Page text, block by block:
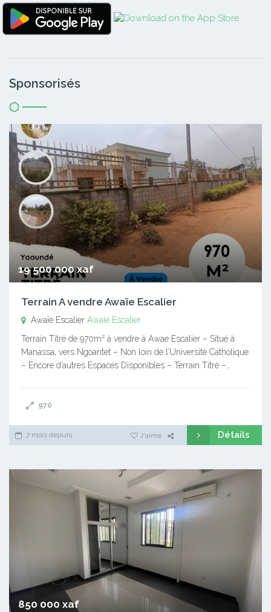
Sponsorisés
19 500 000 xaf
Terrain A vendre Awaïe Escalier
Awaïe Escalier Awaïe Escalier
Terrain Titré de 970m² à vendre à Awae Escalier – Situé à
Manassa, vers Ngoantet – Non loin de l’Université Catholique
– Encore d’autres Espaces Disponibles – Terrain Titré –…
970
7 mois depuis J'aime Détails
850 000 xaf